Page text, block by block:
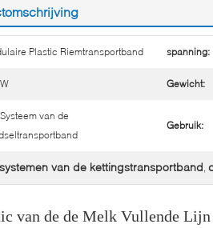
Plastic Riemtransportband spanning:
Gewicht:
van de
Gebruik:
van de kettingstransportband,
van de de Melk Vullende